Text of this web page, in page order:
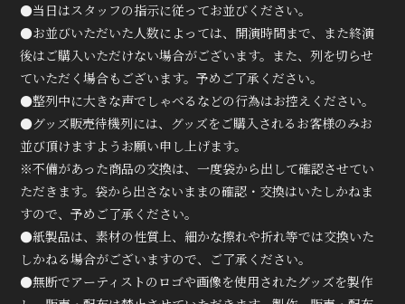
●当日はスタッフの指示に従ってお並びください。
●お並びいただいた人数によっては、開演時間まで、また終演
後はご購入いただけない場合がございます。また、列を切らせ
ていただく場合もございます。予めご了承ください。
●整列中に大きな声でしゃべるなどの行為はお控えください。
●グッズ販売待機列には、グッズをご購入されるお客様のみお
並び頂けますようお願い申し上げます。
※不備があった商品の交換は、一度袋から出して確認させてい
ただきます。袋から出さないままの確認・交換はいたしかねま
すので、予めご了承ください。
●紙製品は、素材の性質上、細かな擦れや折れ等では交換いた
しかねる場合がございますので、ご了承ください。
●無断でアーティストのロゴや画像を使用されたグッズを製作